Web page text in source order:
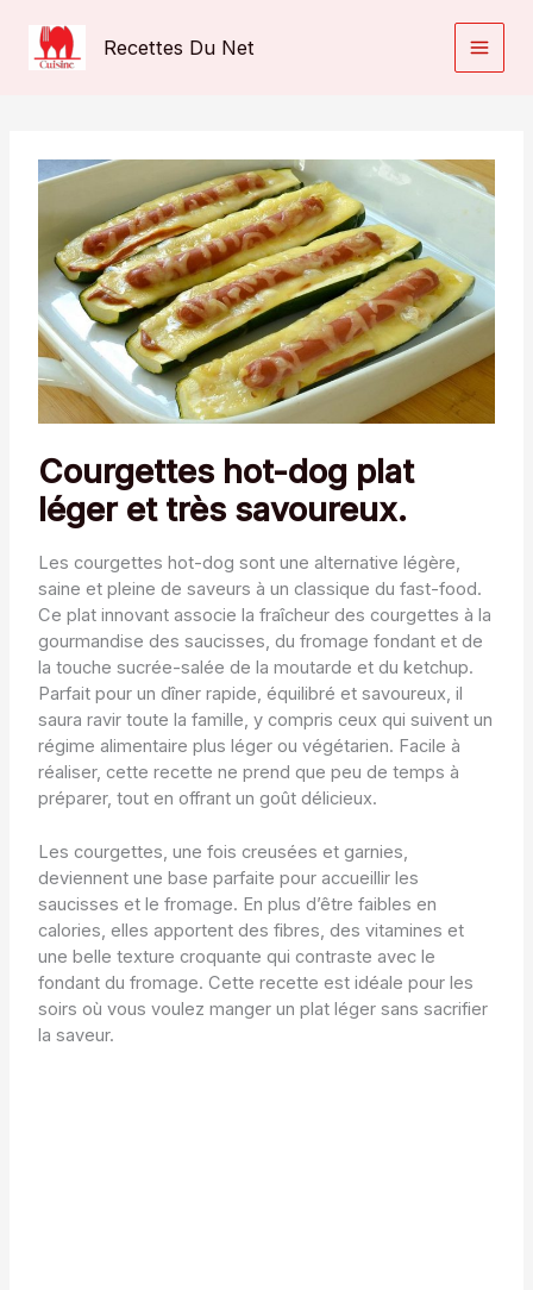
contenu
Recettes Du Net
Courgettes hot-dog plat
léger et très savoureux.
Les courgettes hot-dog sont une alternative légère,
saine et pleine de saveurs à un classique du fast-food.
Ce plat innovant associe la fraîcheur des courgettes à la
gourmandise des saucisses, du fromage fondant et de
la touche sucrée-salée de la moutarde et du ketchup.
Parfait pour un dîner rapide, équilibré et savoureux, il
saura ravir toute la famille, y compris ceux qui suivent un
régime alimentaire plus léger ou végétarien. Facile à
réaliser, cette recette ne prend que peu de temps à
préparer, tout en offrant un goût délicieux.
Les courgettes, une fois creusées et garnies,
deviennent une base parfaite pour accueillir les
saucisses et le fromage. En plus d’être faibles en
calories, elles apportent des fibres, des vitamines et
une belle texture croquante qui contraste avec le
fondant du fromage. Cette recette est idéale pour les
soirs où vous voulez manger un plat léger sans sacrifier
la saveur.